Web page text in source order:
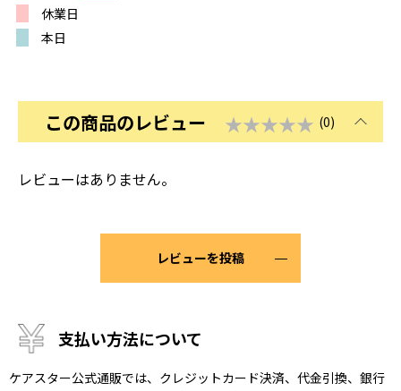
休業日
本日
この商品のレビュー ★★★★★ (0)
レビューはありません。
レビューを投稿
支払い方法について
ケアスター公式通販では、クレジットカード決済、代金引換、銀行